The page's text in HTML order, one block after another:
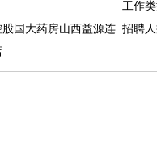
工作
国大药房山西益源连 招聘